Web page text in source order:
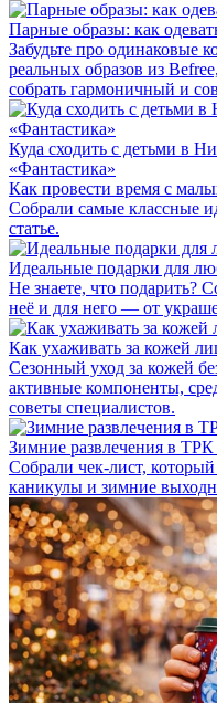
Парные образы: как
Забудьте про одинаковые
реальных образов из
собрать гармоничный и
Куда сходить с детьми в
«Фантастика»
Как провести время с
Собрали самые классные
статье.
Идеальные подарки для
Не знаете, что подарить?
неё и для него — от
Как ухаживать за кожей
Сезонный уход за кожей
активные компоненты,
советы специалистов.
Зимние развлечения в ТРК
Собрали чек-лист,
каникулы и зимние